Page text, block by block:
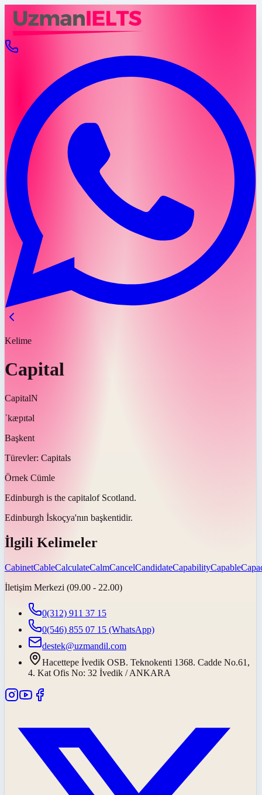
Kelime
Capital
CapitalN
ˈkæpɪtəl
Başkent
Türevler: Capitals
Örnek Cümle
Edinburgh is the capitalof Scotland.
Edinburgh İskoçya'nın başkentidir.
İlgili Kelimeler
CabinetCableCalculateCalmCancelCandidateCapabilityCapable
İletişim Merkezi (09.00 - 22.00)
0(312) 911 37 15
0(546) 855 07 15 (WhatsApp)
destek@uzmandil.com
Hacettepe İvedik OSB. Teknokenti 1368. Cadde No.61,
4. Kat Ofis No: 32 İvedik / ANKARA